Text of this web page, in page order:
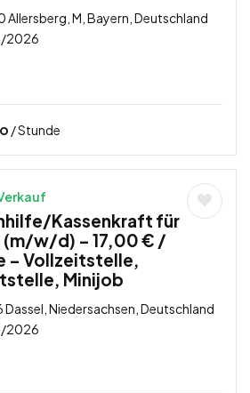
Allersberg, M, Bayern, Deutschland
2026
/ Stunde
Kassenkraft für
(m/w/d) – 17,00 € /
– Vollzeitstelle,
Minijob
Dassel, Niedersachsen, Deutschland
2026